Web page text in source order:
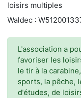
loisirs multiples
Waldec :
L'association a
favoriser les
le tir à la
sports, la pêche,
d'études, de